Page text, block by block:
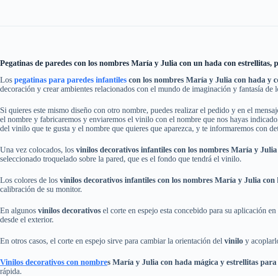
Pegatinas de paredes con los nombres María y Julia con un hada con estrellitas,
Los pegatinas para paredes infantiles con los nombres María y Julia con hada y
decoración y crear ambientes relacionados con el mundo de imaginación y fantasía de
Si quieres este mismo diseño con otro nombre, puedes realizar el pedido y en el
el nombre y fabricaremos y enviaremos el vinilo con el nombre que nos hayas
del vinilo que te gusta y el nombre que quieres que aparezca, y te informaremos con
Una vez colocados, los vinilos decorativos infantiles con los nombres María y Julia
seleccionado troquelado sobre la pared, que es el fondo que tendrá el vinilo.
Los colores de los vinilos decorativos infantiles con los nombres María y Julia con
calibración de su monitor.
En algunos vinilos decorativos el corte en espejo esta concebido para su aplicación
desde el exterior.
En otros casos, el corte en espejo sirve para cambiar la orientación del vinilo y
Vinilos decorativos con nombres María y Julia con hada mágica y estrellitas para
rápida.